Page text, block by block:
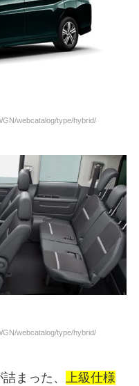
webcatalog/type/hybrid/
webcatalog/type/hybrid/
まった、 上級仕様